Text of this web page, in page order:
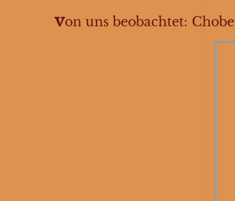
von uns beobachtet: